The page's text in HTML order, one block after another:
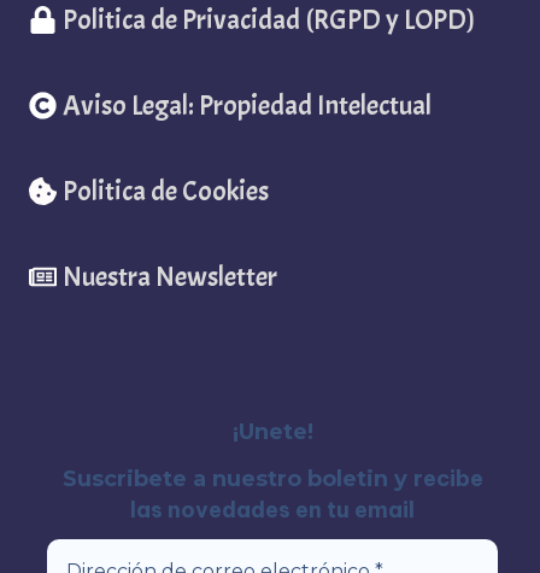
Politica de Privacidad (RGPD y LOPD)
Aviso Legal: Propiedad Intelectual
Politica de Cookies
Nuestra Newsletter
¡Unete!
Suscribete a nuestro boletin y recibe
las novedades en tu email